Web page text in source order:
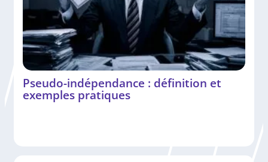
Pseudo-indépendance : définition et
exemples pratiques